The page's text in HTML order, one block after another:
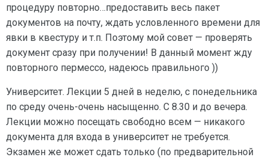
процедуру повторно…предоставить весь пакет
документов на почту, ждать условленного времени для
явки в квестуру и т.п. Поэтому мой совет — проверять
документ сразу при получении! В данный момент жду
повторного пермессо, надеюсь правильного ))
Университет. Лекции 5 дней в неделю, с понедельника
по среду очень-очень насыщенно. С 8.30 и до вечера.
Лекции можно посещать свободно всем — никакого
документа для входа в университет не требуется.
Экзамен же может сдать только (по предварительной